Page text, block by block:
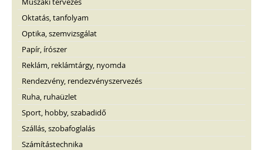
Oktatás, tanfolyam
Optika, szemvizsgálat
Papír, írószer
Reklám, reklámtárgy, nyomda
Rendezvény, rendezvényszervezés
Ruha, ruhaüzlet
Sport, hobby, szabadidő
Szállás, szobafoglalás
Számítástechnika